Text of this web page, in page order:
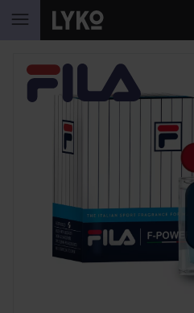
GA NAAR INHOUD